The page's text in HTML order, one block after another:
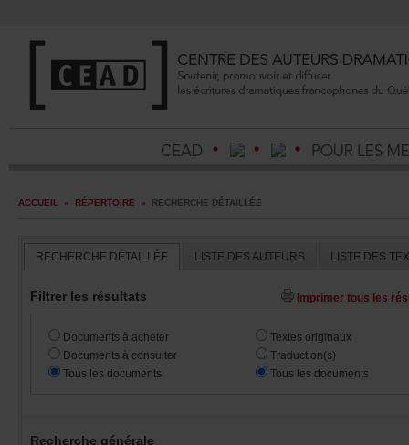
ACCUEIL » RÉPERTOIRE » RECHERCHEDÉTAILLÉE
RECHERCHEDÉTAILLÉE LISTEDESAUTEURS
Filtrerlesrésultats
Documentsàacheter
Documentsàconsulter
Touslesdocuments
Textesoriginaux
Traduction(s)
Touslesdocuments
Recherchegénérale